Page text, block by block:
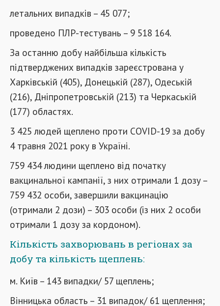
летальних випадків – 45 077;
проведено ПЛР-тестувань – 9 518 164.
За останню добу найбільша кількість
підтверджених випадків зареєстрована у
Харківській (405), Донецькій (287), Одеській
(216), Дніпропетровській (213) та Черкаській
(177) областях.
3 425 людей щеплено проти COVID-19 за добу
4 травня 2021 року в Україні.
759 434 людини щеплено від початку
вакцинальної кампанії, з них отримали 1 дозу –
759 432 особи, завершили вакцинацію
(отримали 2 дози) – 303 особи (із них 2 особи
отримали 1 дозу за кордоном).
Кількість захворювань в регіонах за
добу та кількість щеплень:
м. Київ – 143 випадки/ 57 щеплень;
Вінницька область – 31 випадок/ 61 щеплення;